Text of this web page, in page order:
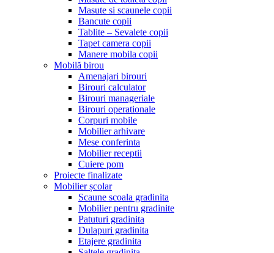
Masute si scaunele copii
Bancute copii
Tablite – Sevalete copii
Tapet camera copii
Manere mobila copii
Mobilă birou
Amenajari birouri
Birouri calculator
Birouri manageriale
Birouri operationale
Corpuri mobile
Mobilier arhivare
Mese conferinta
Mobilier receptii
Cuiere pom
Proiecte finalizate
Mobilier școlar
Scaune scoala gradinita
Mobilier pentru gradinite
Patuturi gradinita
Dulapuri gradinita
Etajere gradinita